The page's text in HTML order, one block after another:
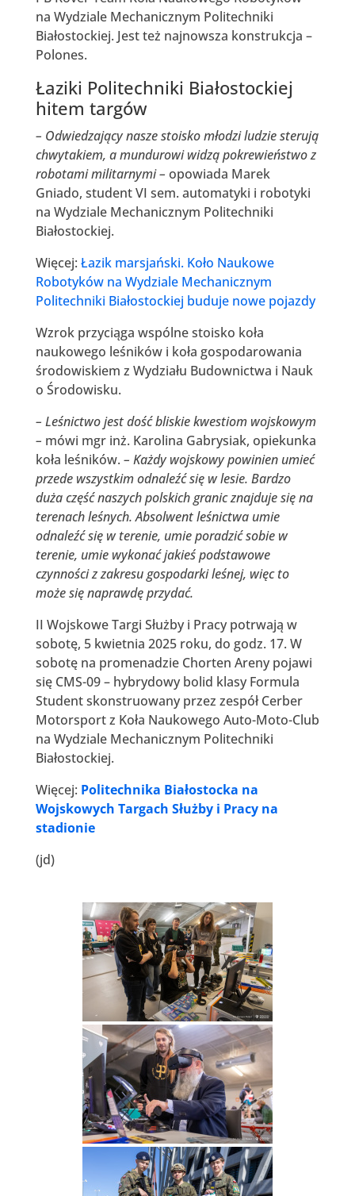
na Wydziale Mechanicznym Politechniki
Białostockiej. Jest też najnowsza konstrukcja –
Polones.
Łaziki Politechniki Białostockiej
hitem targów
– Odwiedzający nasze stoisko młodzi ludzie sterują
chwytakiem, a mundurowi widzą pokrewieństwo z
robotami militarnymi – opowiada Marek
Gniado, student VI sem. automatyki i robotyki
na Wydziale Mechanicznym Politechniki
Białostockiej.
Więcej: Łazik marsjański. Koło Naukowe
Robotyków na Wydziale Mechanicznym
Politechniki Białostockiej buduje nowe pojazdy
Wzrok przyciąga wspólne stoisko koła
naukowego leśników i koła gospodarowania
środowiskiem z Wydziału Budownictwa i Nauk
o Środowisku.
– Leśnictwo jest dość bliskie kwestiom wojskowym
– mówi mgr inż. Karolina Gabrysiak, opiekunka
koła leśników. – Każdy wojskowy powinien umieć
przede wszystkim odnaleźć się w lesie. Bardzo
duża część naszych polskich granic znajduje się na
terenach leśnych. Absolwent leśnictwa umie
odnaleźć się w terenie, umie poradzić sobie w
terenie, umie wykonać jakieś podstawowe
czynności z zakresu gospodarki leśnej, więc to
może się naprawdę przydać.
II Wojskowe Targi Służby i Pracy potrwają w
sobotę, 5 kwietnia 2025 roku, do godz. 17. W
sobotę na promenadzie Chorten Areny pojawi
się CMS-09 – hybrydowy bolid klasy Formula
Student skonstruowany przez zespół Cerber
Motorsport z Koła Naukowego Auto-Moto-Club
na Wydziale Mechanicznym Politechniki
Białostockiej.
Więcej: Politechnika Białostocka na
Wojskowych Targach Służby i Pracy na
stadionie
(jd)